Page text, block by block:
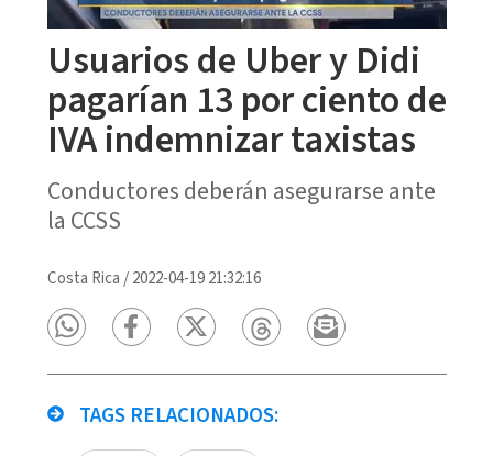
Usuarios de Uber y Didi
pagarían 13 por ciento de
IVA indemnizar taxistas
Conductores deberán asegurarse ante
la CCSS
Costa Rica /2022-04-19 21:32:16
TAGS RELACIONADOS: